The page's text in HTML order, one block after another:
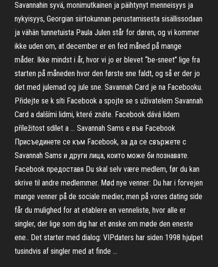
Savannahin syvä, monimutkainen ja päihtynyt menneisyys ja
nykyisyys, Georgian siirtokunnan perustamisesta sisällissodaan
ja vähän tunnetuista Paula Julen står for døren, og vi kommer
ikke uden om, at december er en fed måned på mange
måder. Ikke mindst i år, hvor vi jo er blevet “be-sneet” lige fra
starten på måneden hvor den første sne faldt, og så er der jo
det med julemad og jule sne. Savannah Card je na Facebooku.
Přidejte se k síti Facebook a spojte se s uživatelem Savannah
Card a dalšími lidmi, které znáte. Facebook dává lidem
příležitost sdílet a … Savannah Sams е във Facebook
Присъединете се към Facebook, за да се свържете с
Savannah Sams и други лица, които може би познавате.
Facebook предоставя Du skal selv være medlem, før du kan
skrive til andre medlemmer. Mød nye venner: Du har i forvejen
mange venner på de sociale medier, men på vores dating side
får du mulighed for at etablere en venneliste, hvor alle er
singler, der lige som dig har et ønske om møde den eneste
ene.. Det starter med dialog: VIPdaters har siden 1998 hjulpet
tusindvis af singler med at finde …